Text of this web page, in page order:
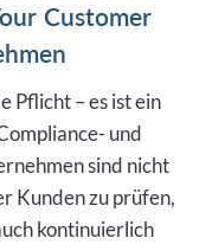
Customer
Pflicht – es ist ein
und
sind nicht
Kunden zu prüfen,
kontinuierlich